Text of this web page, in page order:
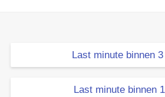
Last minute binnen
Last minute binnen